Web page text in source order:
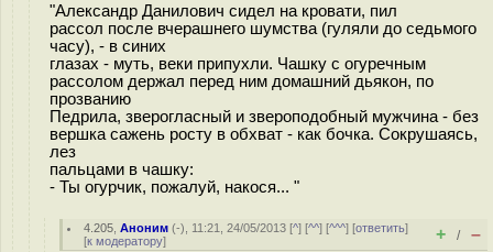
"Александр Данилович сидел на кровати, пил
рассол после вчерашнего шумства (гуляли до седьмого
часу), - в синих
глазах - муть, веки припухли. Чашку с огуречным
рассолом держал перед ним домашний дьякон, по
прозванию
Педрила, зверогласный и звероподобный мужчина - без
вершка сажень росту в обхват - как бочка. Сокрушаясь,
лез
пальцами в чашку:
- Ты огурчик, пожалуй, накося... "
4.205 ,Аноним (-), 11:21, 24/05/2013 [^] [^^] [^^^] [ответить]
[к модератору] + / –